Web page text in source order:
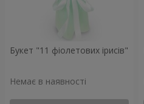
Букет "11 фіолетових ірисів"
Немає в наявності